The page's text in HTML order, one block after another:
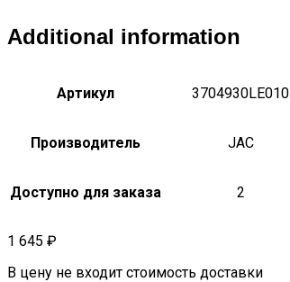
Additional information
Артикул 3704930LE010
Производитель JAC
Доступно для заказа 2
1 645 ₽
В цену не входит стоимость доставки